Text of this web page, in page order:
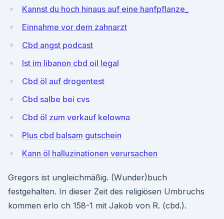
Kannst du hoch hinaus auf eine hanfpflanze_
Einnahme vor dem zahnarzt
Cbd angst podcast
Ist im libanon cbd oil legal
Cbd öl auf drogentest
Cbd salbe bei cvs
Cbd öl zum verkauf kelowna
Plus cbd balsam gutschein
Kann öl halluzinationen verursachen
Gregors ist ungleichmäßig. (Wunder)buch
festgehalten. In dieser Zeit des religiösen Umbruchs
kommen erlo ch 158-1 mit Jakob von R. (cbd.).